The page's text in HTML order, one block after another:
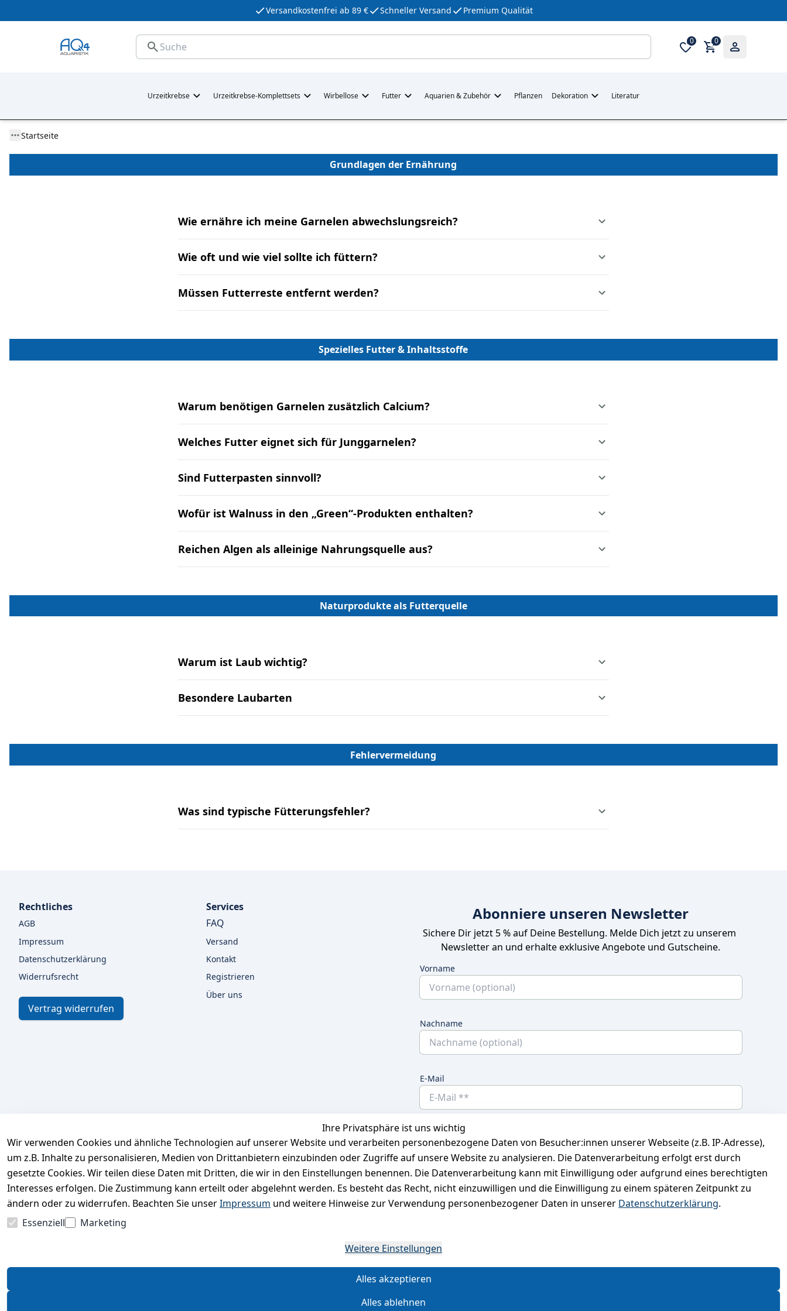
Versandkostenfrei ab 89 € Schneller Versand Premium Qualität
0 0
Urzeitkrebse Urzeitkrebse-Komplettsets Wirbellose Futter Aquarien & Zubehör Pflanzen Dekoration Literatur
Startseite
Grundlagen der Ernährung
Wie ernähre ich meine Garnelen abwechslungsreich?
Wie oft und wie viel sollte ich füttern?
Müssen Futterreste entfernt werden?
Spezielles Futter & Inhaltsstoffe
Warum benötigen Garnelen zusätzlich Calcium?
Welches Futter eignet sich für Junggarnelen?
Sind Futterpasten sinnvoll?
Wofür ist Walnuss in den „Green“-Produkten enthalten?
Reichen Algen als alleinige Nahrungsquelle aus?
Naturprodukte als Futterquelle
Warum ist Laub wichtig?
Besondere Laubarten
Fehlervermeidung
Was sind typische Fütterungsfehler?
Ihre Privatsphäre ist uns wichtig
Wir verwenden Cookies und ähnliche Technologien auf unserer Website und verarbeiten personenbezogene Daten von Besucher:innen unserer Webseite (z.B. IP-Adresse),
um z.B. Inhalte zu personalisieren, Medien von Drittanbietern einzubinden oder Zugriffe auf unsere Website zu analysieren. Die Datenverarbeitung erfolgt erst durch
gesetzte Cookies. Wir teilen diese Daten mit Dritten, die wir in den Einstellungen benennen. Die Datenverarbeitung kann mit Einwilligung oder aufgrund eines berechtigten
Interesses erfolgen. Die Zustimmung kann erteilt oder abgelehnt werden. Es besteht das Recht, nicht einzuwilligen und die Einwilligung zu einem späteren Zeitpunkt zu
ändern oder zu widerrufen. Beachten Sie unserImpressum und weitere Hinweise zur Verwendung personenbezogener Daten in unserer Datenschutzerklärung.
Essenziell
Marketing
Weitere Einstellungen
Alles akzeptieren
Alles ablehnen
Rechtliches
AGB
Impressum
Datenschutzerklärung
Widerrufsrecht
Vertrag widerrufen
Services
FAQ
Versand
Kontakt
Registrieren
Über uns
Abonniere unseren Newsletter
Sichere Dir jetzt 5 % auf Deine Bestellung. Melde Dich jetzt zu unserem
Newsletter an und erhalte exklusive Angebote und Gutscheine.
Vorname
Nachname
E-Mail
Ich bestätige hiermit, dass ich die
habe. Ich kann meine Einwilligung jederzeit widerrufen.**
Newsletter abonnieren
** markierte Felder sind erforderlich